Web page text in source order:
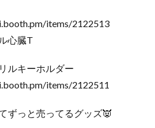
items/2122513
心臓T
ルキーホルダー
items/2122511
ずっと売ってるグッズ👿